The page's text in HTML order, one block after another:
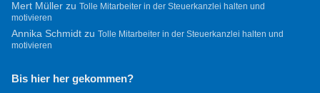
Mert Müllerzu Tolle Mitarbeiter in der Steuerkanzlei halten und
motivieren
Annika Schmidtzu Tolle Mitarbeiter in der Steuerkanzlei halten und
motivieren
Bis hier her gekommen?